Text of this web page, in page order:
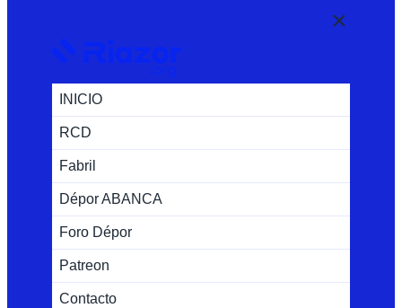
INICIO
RCD
Fabril
Dépor ABANCA
Foro Dépor
Patreon
Contacto